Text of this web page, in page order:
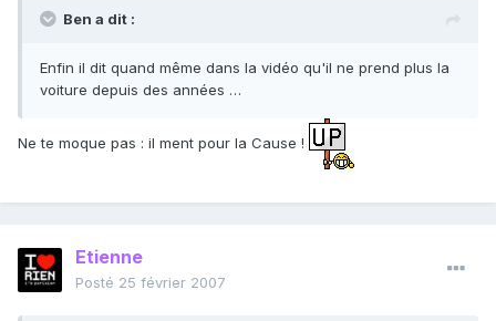
Ben a dit :
Enfin il dit quand même dans la vidéo qu'il ne prend plus la
voiture depuis des années …
Ne te moque pas : il ment pour la Cause !
Etienne
Posté 25 février 2007